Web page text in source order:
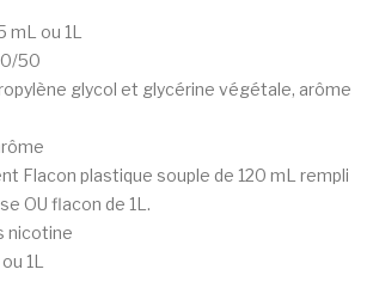
mL ou 1L
50
glycol et glycérine végétale, arôme
Flacon plastique souple de 120 mL rempli
OU flacon de 1L.
nicotine
1L